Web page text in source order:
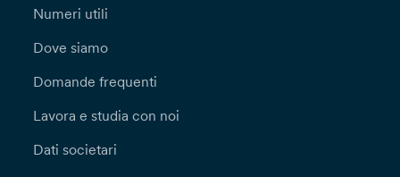
Numeri utili
Dove siamo
Domande frequenti
Lavora e studia con noi
Dati societari